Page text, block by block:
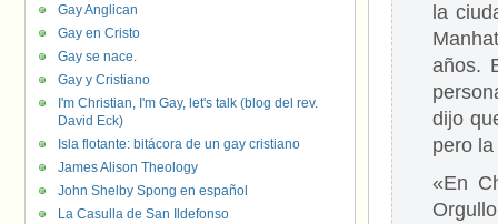
la
años.
dijo
pero
«En
Gay Anglican
Gay en Cristo
Gay se nace.
Gay y Cristiano
I'm Christian, I'm Gay, let's talk (blog del rev.
David Eck)
Isla flotante: bitácora de un gay cristiano
James Alison Theology
John Shelby Spong en español
La Casulla de San Ildefonso